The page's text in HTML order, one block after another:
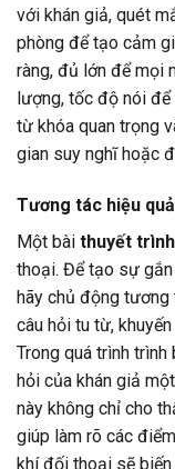
với khán giả, quét
phòng để tạo cảm
ràng, đủ lớn để mọi
lượng, tốc độ nói
từ khóa quan trọng
gian suy nghĩ hoặc
Tương tác hiệu
Một bài thuyết
thoại. Để tạo sự
hãy chủ động
câu hỏi tu từ,
Trong quá trình trình
hỏi của khán giả
này không chỉ cho
giúp làm rõ các
khí đối thoại sẽ